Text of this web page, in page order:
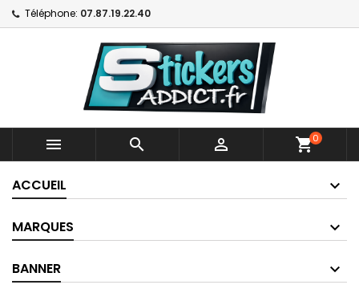
Téléphone: 07.87.19.22.40
   shopping_cart0
ACCUEIL
MARQUES
BANNER